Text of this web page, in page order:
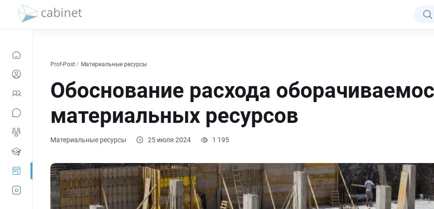
Prof-Post Материальные ресурсы
Обоснование расхода
материальных ресурсов
Материальные ресурсы 25 июля 2024 1 195